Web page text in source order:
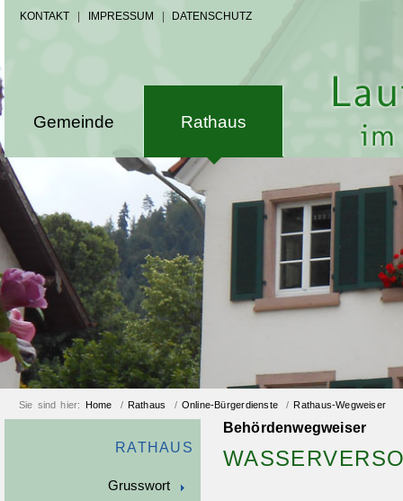
KONTAKT IMPRESSUM DATENSCHUTZ
Gemeinde Rathaus
Sie sind hier: Home / Rathaus / Online-Bürgerdienste / Rathaus-Wegweiser
RATHAUS
Grusswort
Behördenwegweiser